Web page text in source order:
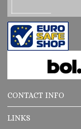
CONTACT INFO
LINKS